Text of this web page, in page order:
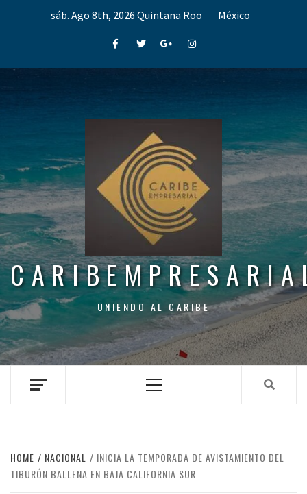
sáb. Ago 8th, 2026 Quintana Roo México
FacebookTwitterGoogle+Instagram
UNIENDO AL CARIBE
Menu
HOME NACIONAL
INICIA LA TEMPORADA DE AVISTAMIENTO DEL
TIBURÓN BALLENA EN BAJA CALIFORNIA SUR